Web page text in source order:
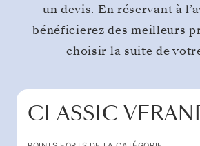
un devis. En réservant à
bénéficierez des meilleurs
choisir la suite de
CLASSIC